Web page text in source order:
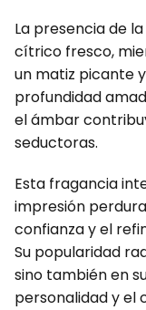
La presencia de
cítrico fresco,
un matiz picante
profundidad
el ámbar
seductoras.
Esta fragancia
impresión
confianza y el
Su popularidad
sino también en
personalidad y el